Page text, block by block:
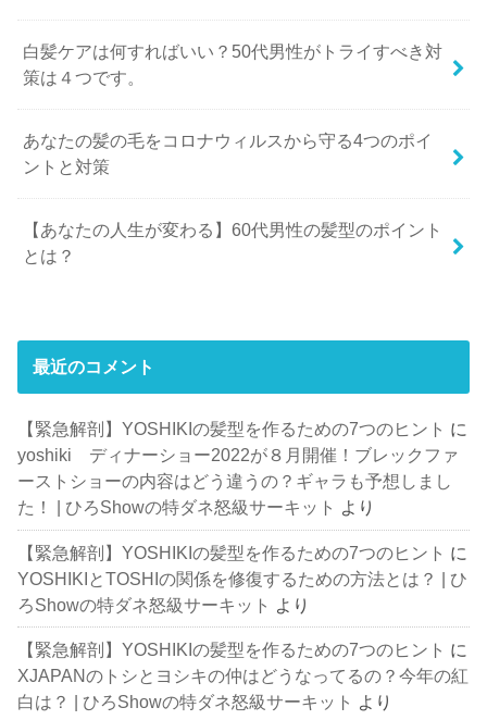
白髪ケアは何すればいい？50代男性がトライすべき対
策は４つです。
あなたの髪の毛をコロナウィルスから守る4つのポイ
ントと対策
【あなたの人生が変わる】60代男性の髪型のポイント
とは？
最近のコメント
【緊急解剖】YOSHIKIの髪型を作るための7つのヒント に
yoshiki ディナーショー2022が８月開催！ブレックファ
ーストショーの内容はどう違うの？ギャラも予想しまし
た！ | ひろShowの特ダネ怒級サーキット より
【緊急解剖】YOSHIKIの髪型を作るための7つのヒント に
YOSHIKIとTOSHIの関係を修復するための方法とは？ | ひ
ろShowの特ダネ怒級サーキット より
【緊急解剖】YOSHIKIの髪型を作るための7つのヒント に
XJAPANのトシとヨシキの仲はどうなってるの？今年の紅
白は？ | ひろShowの特ダネ怒級サーキット より